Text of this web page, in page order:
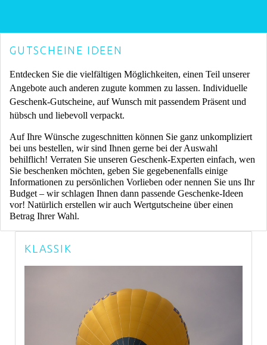
GUTSCHEINE IDEEN
Entdecken Sie die vielfältigen Möglichkeiten, einen Teil unserer
Angebote auch anderen zugute kommen zu lassen. Individuelle
Geschenk-Gutscheine, auf Wunsch mit passendem Präsent und
hübsch und liebevoll verpackt.
Auf Ihre Wünsche zugeschnitten können Sie ganz unkompliziert
bei uns bestellen, wir sind Ihnen gerne bei der Auswahl
behilflich! Verraten Sie unseren Geschenk-Experten einfach, wen
Sie beschenken möchten, geben Sie gegebenenfalls einige
Informationen zu persönlichen Vorlieben oder nennen Sie uns Ihr
Budget – wir schlagen Ihnen dann passende Geschenke-Ideen
vor! Natürlich erstellen wir auch Wertgutscheine über einen
Betrag Ihrer Wahl.
KLASSIK